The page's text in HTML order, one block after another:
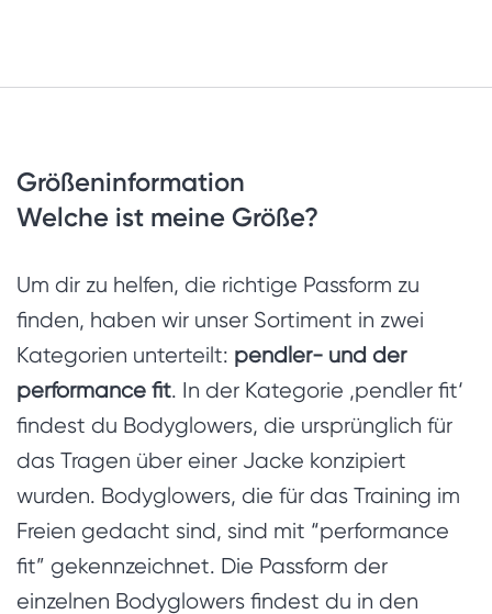
Größeninformation
Welche ist meine Größe?
Um dir zu helfen, die richtige Passform zu
finden, haben wir unser Sortiment in zwei
Kategorien unterteilt: pendler- und der
performance fit. In der Kategorie ‚pendler fit‘
findest du Bodyglowers, die ursprünglich für
das Tragen über einer Jacke konzipiert
wurden. Bodyglowers, die für das Training im
Freien gedacht sind, sind mit “performance
fit” gekennzeichnet. Die Passform der
einzelnen Bodyglowers findest du in den